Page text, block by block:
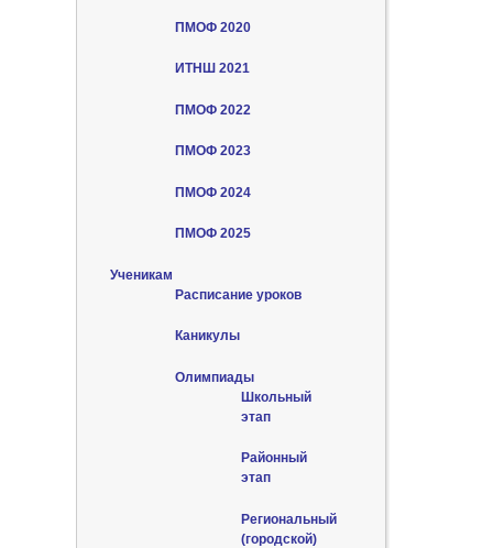
ПМОФ 2020
ИТНШ 2021
ПМОФ 2022
ПМОФ 2023
ПМОФ 2024
ПМОФ 2025
Ученикам
Расписание уроков
Каникулы
Олимпиады
Школьный
этап
Районный
этап
Региональный
(городской)